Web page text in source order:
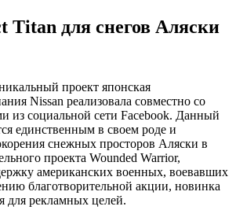
Titan для снегов Аляски
проект японская
Nissan реализовала совместно со
из социальной сети Facebook. Данный
единственным в своем роде и
снежных просторов Аляски в
проекта Wounded Warrior,
американских военных, воевавших
благотворительной акции, новинка
для рекламных целей.